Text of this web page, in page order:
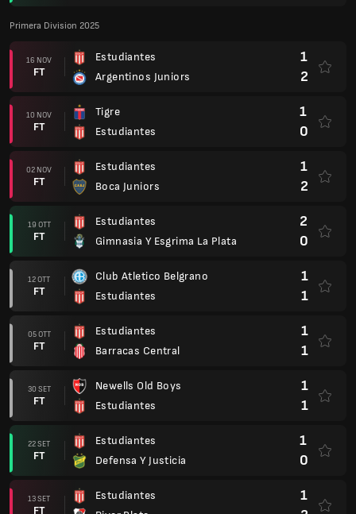
Primera Division 2025
16 NOV
FT
Estudiantes
Argentinos Juniors
1
2
10 NOV
FT
Tigre
Estudiantes
1
0
02 NOV
FT
Estudiantes
Boca Juniors
1
2
19 OTT
FT
Estudiantes
Gimnasia Y Esgrima La Plata
2
0
12 OTT
FT
Club Atletico Belgrano
Estudiantes
1
1
05 OTT
FT
Estudiantes
Barracas Central
1
1
30 SET
FT
Newells Old Boys
Estudiantes
1
1
22 SET
FT
Estudiantes
Defensa Y Justicia
1
0
13 SET
FT
Estudiantes
1